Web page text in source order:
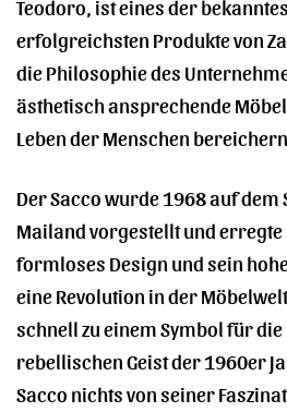
Teodoro, ist eines der
erfolgreichsten Produkte von
die Philosophie des
ästhetisch ansprechende
Leben der Menschen bereichern.
Der Sacco wurde 1968 auf dem
Mailand vorgestellt und erregte
formloses Design und sein
eine Revolution in der
schnell zu einem Symbol für
rebellischen Geist der 1960er
Sacco nichts von seiner